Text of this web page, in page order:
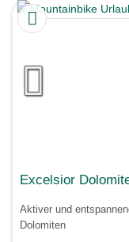
Excelsior
Aktiver und
Dolomiten